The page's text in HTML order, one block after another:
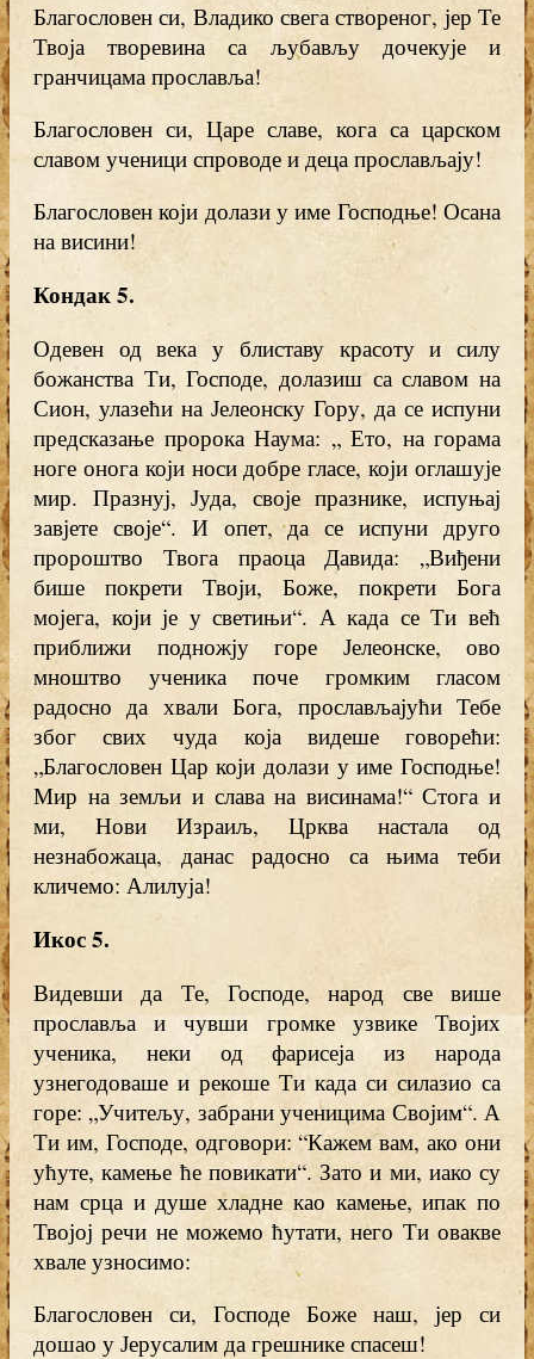
Благословен си, Владико свега створеног, јер Те
Твоја творевина са љубављу дочекује и
гранчицама прославља!
Благословен си, Царе славе, кога са царском
славом ученици спроводе и деца прослављају!
Благословен који долази у име Господње! Осана
на висини!
Кондак 5.
Одевен од века у блиставу красоту и силу
божанства Ти, Господе, долазиш са славом на
Сион, улазећи на Јелеонску Гору, да се испуни
предсказање пророка Наума: „ Ето, на горама
ноге онога који носи добре гласе, који оглашује
мир. Празнуј, Јуда, своје празнике, испуњај
завјете своје“. И опет, да се испуни друго
пророштво Твога праоца Давида: „Виђени
бише покрети Твоји, Боже, покрети Бога
мојега, који је у светињи“. А када се Ти већ
приближи подножју горе Јелеонске, ово
мноштво ученика поче громким гласом
радосно да хвали Бога, прослављајући Тебе
због свих чуда која видеше говорећи:
„Благословен Цар који долази у име Господње!
Мир на земљи и слава на висинама!“ Стога и
ми, Нови Израиљ, Црква настала од
незнабожаца, данас радосно са њима теби
кличемо: Алилуја!
Икос 5.
Видевши да Те, Господе, народ све више
прославља и чувши громке узвике Твојих
ученика, неки од фарисеја из народа
узнегодоваше и рекоше Ти када си силазио са
горе: „Учитељу, забрани ученицима Својим“. А
Ти им, Господе, одговори: “Кажем вам, ако они
ућуте, камење ће повикати“. Зато и ми, иако су
нам срца и душе хладне као камење, ипак по
Твојој речи не можемо ћутати, него Ти овакве
хвале узносимо:
Благословен си, Господе Боже наш, јер си
дошао у Јерусалим да грешнике спасеш!